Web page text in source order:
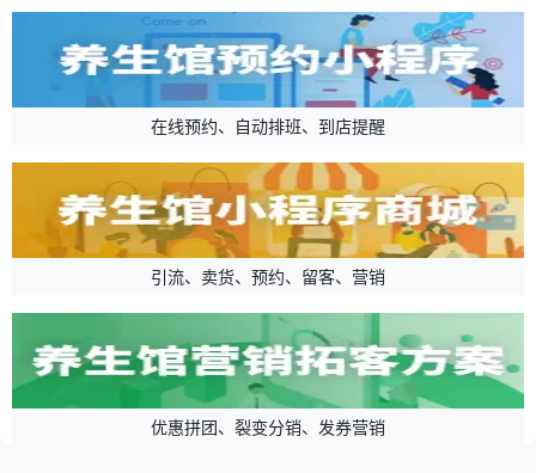
在线预约、自动排班、到店提醒
引流、卖货、预约、留客、营销
优惠拼团、裂变分销、发券营销